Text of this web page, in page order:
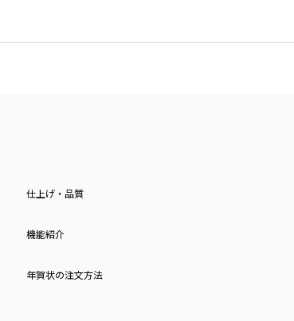
仕上げ・品質
機能紹介
年賀状の注文方法